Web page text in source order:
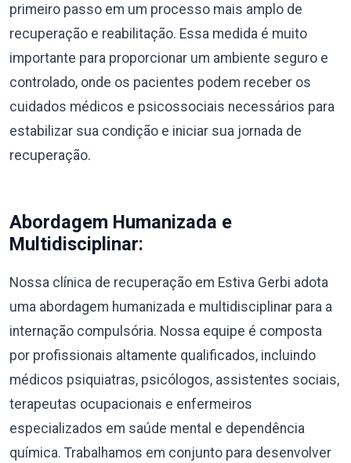
primeiro passo em um processo mais amplo de
recuperação e reabilitação. Essa medida é muito
importante para proporcionar um ambiente seguro e
controlado, onde os pacientes podem receber os
cuidados médicos e psicossociais necessários para
estabilizar sua condição e iniciar sua jornada de
recuperação.
Abordagem Humanizada e
Multidisciplinar:
Nossa clínica de recuperação em Estiva Gerbi adota
uma abordagem humanizada e multidisciplinar para a
internação compulsória. Nossa equipe é composta
por profissionais altamente qualificados, incluindo
médicos psiquiatras, psicólogos, assistentes sociais,
terapeutas ocupacionais e enfermeiros
especializados em saúde mental e dependência
química. Trabalhamos em conjunto para desenvolver